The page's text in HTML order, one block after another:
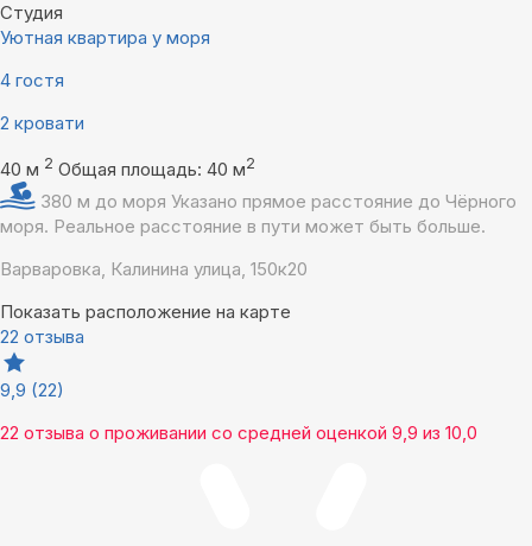
Студия
Уютная квартира у моря
4 гостя
2 кровати
40 м 2 Общая площадь: 40 м2
380 м до моря Указано прямое расстояние до Чёрного
моря. Реальное расстояние в пути может быть больше.
Варваровка, Калинина улица, 150к20
Показать расположение на карте
22 отзыва
9,9 (22)
22 отзыва о проживании со средней оценкой 9,9 из 10,0